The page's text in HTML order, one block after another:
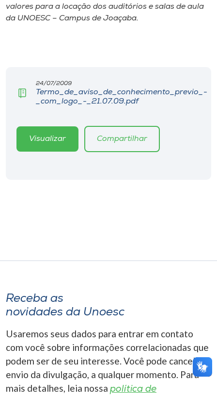
Cultura
Editora
Rádio
A+
A-
valores para a locação dos auditórios e salas de aula
da UNOESC – Campus de Joaçaba.
24/07/2009
Termo_de_aviso_de_conhecimento_previo_-
_com_logo_-_21.07.09.pdf
Visualizar Compartilhar
Receba as
novidades da Unoesc
Usaremos seus dados para entrar em contato
com você sobre informações correlacionadas que
podem ser de seu interesse. Você pode cancelar o
envio da divulgação, a qualquer momento. Para
mais detalhes, leia nossa política de